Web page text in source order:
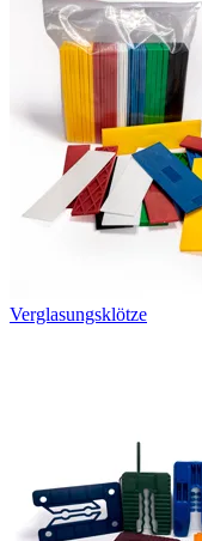
Verglasungsklötze